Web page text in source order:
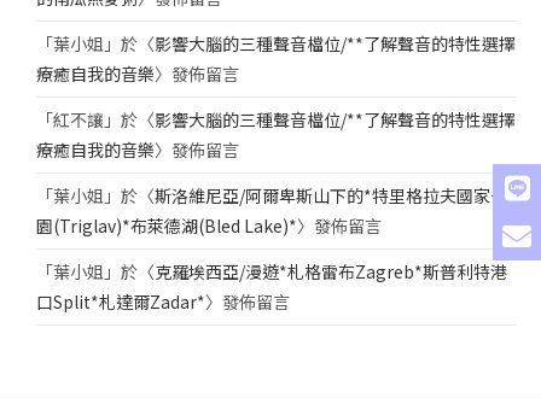
「葉小姐 」於〈影響大腦的三種聲音檔位/**了解聲音的特性選擇
療癒自我的音樂〉發佈留言
「紅不讓 」於〈影響大腦的三種聲音檔位/**了解聲音的特性選擇
療癒自我的音樂〉發佈留言
「葉小姐 」於〈斯洛維尼亞/阿爾卑斯山下的*特里格拉夫國家公
園(Triglav)*布萊德湖(Bled Lake)*〉發佈留言
「葉小姐 」於〈克羅埃西亞/漫遊*札格雷布Zagreb*斯普利特港
口Split*札達爾Zadar*〉發佈留言